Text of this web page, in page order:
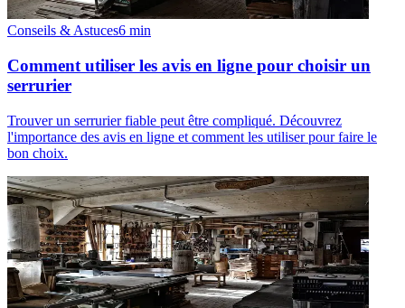
Conseils & Astuces6 min
Comment utiliser les avis en ligne pour choisir un
serrurier
Trouver un serrurier fiable peut être compliqué. Découvrez
l'importance des avis en ligne et comment les utiliser pour faire le
bon choix.